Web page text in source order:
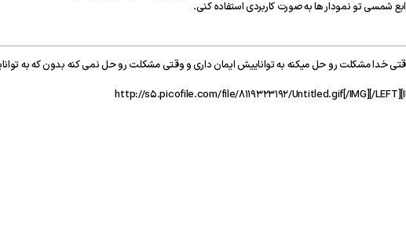
شمسی تو نمودار ها به صورت کاربردی استفاده کنی.